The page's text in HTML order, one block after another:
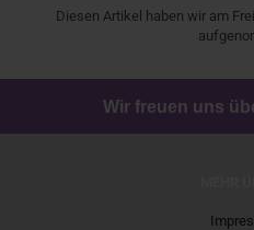
Diesen Artikel haben wir am
Wir freuen uns